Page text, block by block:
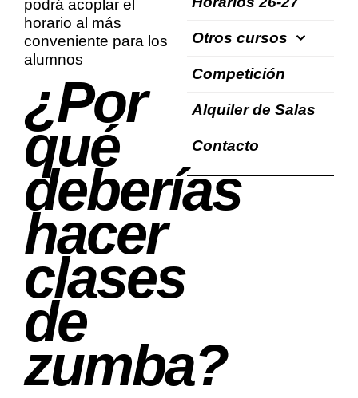
podrá acoplar el
horario al más
conveniente para los
alumnos
¿Por
qué
deberías
hacer
clases
de
zumba?
Otros cursos
Competición
Alquiler de Salas
Contacto